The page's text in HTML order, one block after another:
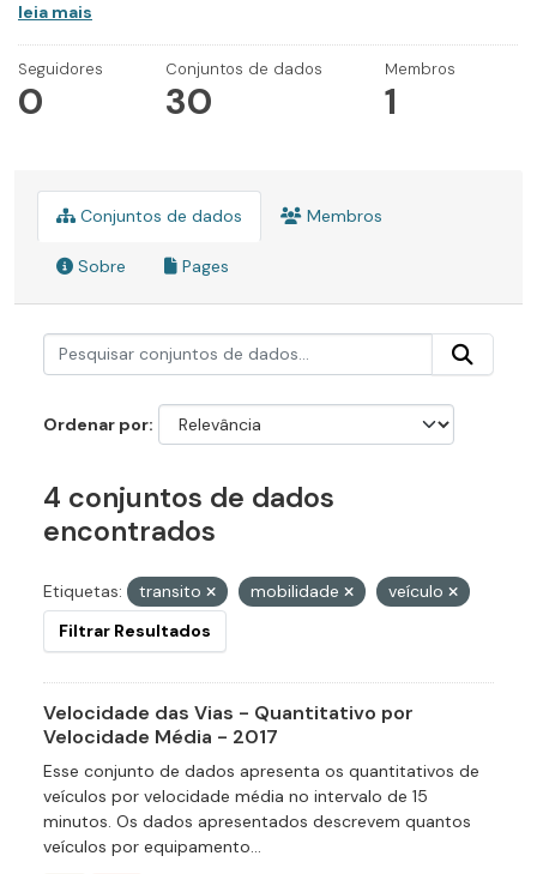
leia mais
Seguidores
0
Conjuntos de dados
30
Membros
1
Conjuntos de dados Membros
Sobre Pages
Ordenar por
4 conjuntos de dados
encontrados
Etiquetas: transito mobilidade
veículo
Filtrar Resultados
Velocidade das Vias - Quantitativo por
Velocidade Média - 2017
Esse conjunto de dados apresenta os quantitativos de
veículos por velocidade média no intervalo de 15
minutos. Os dados apresentados descrevem quantos
veículos por equipamento...